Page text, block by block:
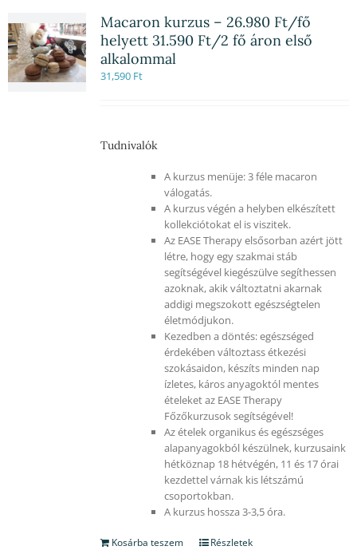
Macaron kurzus – 26.980 Ft/fő
helyett 31.590 Ft/2 fő áron első
alkalommal
31,590 Ft
Tudnivalók
A kurzus menüje: 3 féle macaron
válogatás.
A kurzus végén a helyben elkészített
kollekciótokat el is viszitek.
Az EASE Therapy elsősorban azért jött
létre, hogy egy szakmai stáb
segítségével kiegészülve segíthessen
azoknak, akik változtatni akarnak
addigi megszokott egészségtelen
életmódjukon.
Kezedben a döntés: egészséged
érdekében változtass étkezési
szokásaidon, készíts minden nap
ízletes, káros anyagoktól mentes
ételeket az EASE Therapy
Főzőkurzusok segítségével!
Az ételek organikus és egészséges
alapanyagokból készülnek, kurzusaink
hétköznap 18 hétvégén, 11 és 17 órai
kezdettel várnak kis létszámú
csoportokban.
A kurzus hossza 3-3,5 óra.
Kosárba teszem Részletek